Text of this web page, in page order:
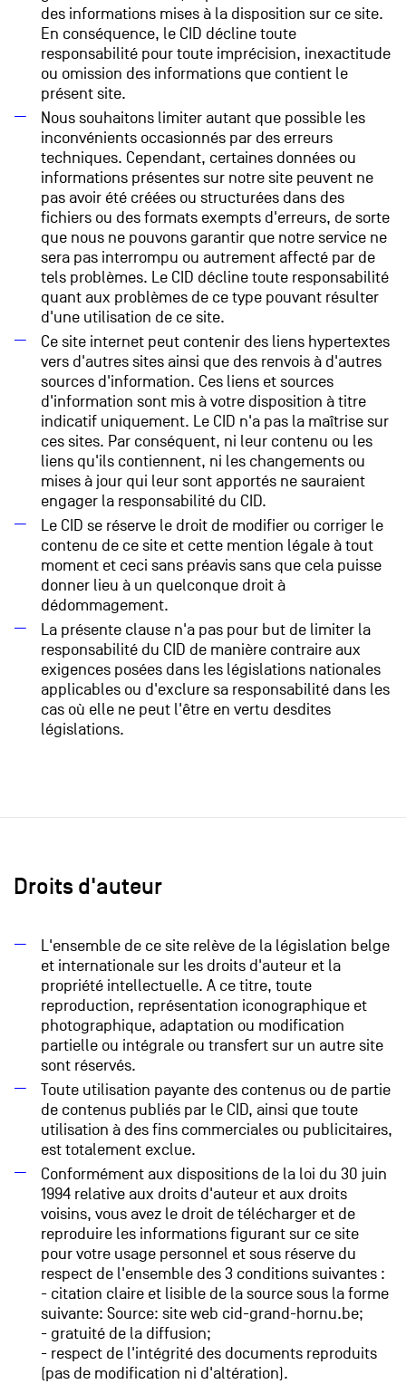
des informations mises à la disposition sur ce site.
En conséquence, le CID décline toute
responsabilité pour toute imprécision, inexactitude
ou omission des informations que contient le
présent site.
Nous souhaitons limiter autant que possible les
inconvénients occasionnés par des erreurs
techniques. Cependant, certaines données ou
informations présentes sur notre site peuvent ne
pas avoir été créées ou structurées dans des
fichiers ou des formats exempts d'erreurs, de sorte
que nous ne pouvons garantir que notre service ne
sera pas interrompu ou autrement affecté par de
tels problèmes. Le CID décline toute responsabilité
quant aux problèmes de ce type pouvant résulter
d'une utilisation de ce site.
Ce site internet peut contenir des liens hypertextes
vers d'autres sites ainsi que des renvois à d'autres
sources d'information. Ces liens et sources
d'information sont mis à votre disposition à titre
indicatif uniquement. Le CID n'a pas la maîtrise sur
ces sites. Par conséquent, ni leur contenu ou les
liens qu'ils contiennent, ni les changements ou
mises à jour qui leur sont apportés ne sauraient
engager la responsabilité du CID.
Le CID se réserve le droit de modifier ou corriger le
contenu de ce site et cette mention légale à tout
moment et ceci sans préavis sans que cela puisse
donner lieu à un quelconque droit à
dédommagement.
La présente clause n'a pas pour but de limiter la
responsabilité du CID de manière contraire aux
exigences posées dans les législations nationales
applicables ou d'exclure sa responsabilité dans les
cas où elle ne peut l'être en vertu desdites
législations.
Droits d'auteur
L'ensemble de ce site relève de la législation belge
et internationale sur les droits d'auteur et la
propriété intellectuelle. A ce titre, toute
reproduction, représentation iconographique et
photographique, adaptation ou modification
partielle ou intégrale ou transfert sur un autre site
sont réservés.
Toute utilisation payante des contenus ou de partie
de contenus publiés par le CID, ainsi que toute
utilisation à des fins commerciales ou publicitaires,
est totalement exclue.
Conformément aux dispositions de la loi du 30 juin
1994 relative aux droits d'auteur et aux droits
voisins, vous avez le droit de télécharger et de
reproduire les informations figurant sur ce site
pour votre usage personnel et sous réserve du
respect de l'ensemble des 3 conditions suivantes :
- citation claire et lisible de la source sous la forme
suivante: Source: site web cid-grand-hornu.be;
- gratuité de la diffusion;
- respect de l'intégrité des documents reproduits
(pas de modification ni d'altération).